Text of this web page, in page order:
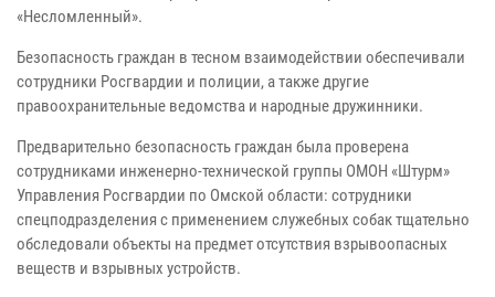
«Несломленный».
Безопасность граждан в тесном взаимодействии обеспечивали
сотрудники Росгвардии и полиции, а также другие
правоохранительные ведомства и народные дружинники.
Предварительно безопасность граждан была проверена
сотрудниками инженерно-технической группы ОМОН «Штурм»
Управления Росгвардии по Омской области: сотрудники
спецподразделения с применением служебных собак тщательно
обследовали объекты на предмет отсутствия взрывоопасных
веществ и взрывных устройств.